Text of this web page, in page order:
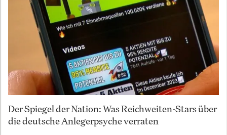
Der Spiegel der Nation: Was Reichweiten-Stars über
die deutsche Anlegerpsyche verraten